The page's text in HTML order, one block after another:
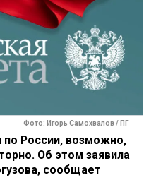
Фото: Игорь Самохвалов / ПГ
России, возможно,
Об этом заявила
сообщает